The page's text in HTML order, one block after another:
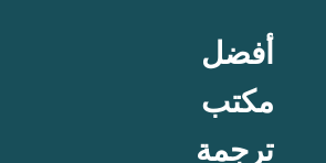
أفضل
مكتب
ترجمة